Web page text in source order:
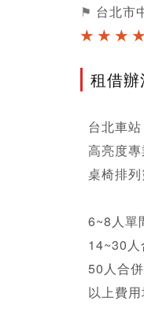
⚑ 台北市
★ ★ ★
租借辦
台北車
高亮度
桌椅排
6~8人單
14~30人
50人合
以上費